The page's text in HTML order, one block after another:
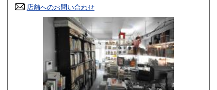
高知県 185円
185円 長崎県
185円 大分県
185円 鹿児島県
店舗へのお問い合わせ